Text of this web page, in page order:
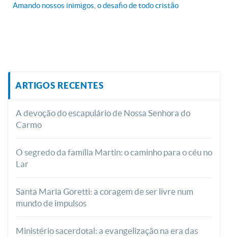
Amando nossos inimigos, o desafio de todo cristão
ARTIGOS RECENTES
A devoção do escapulário de Nossa Senhora do
Carmo
O segredo da família Martin: o caminho para o céu no
Lar
Santa Maria Goretti: a coragem de ser livre num
mundo de impulsos
Ministério sacerdotal: a evangelização na era das